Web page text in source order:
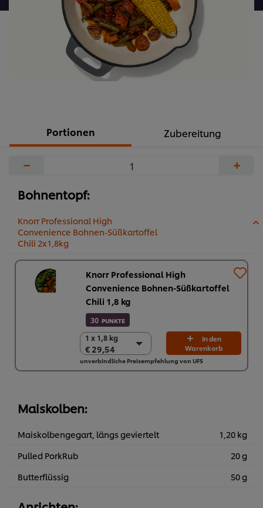
Portionen Zubereitung
− +
Bohnentopf:
Knorr Professional High
Convenience Bohnen-Süßkartoffel
Chili 2x1,8kg
Knorr Professional High
Convenience Bohnen-Süßkartoffel
Chili 1,8 kg
30 PUNKTE
1 x 1,8 kg
€ 29,54
1 x 1,8 kg
€ 29,54
2 x 1,8 kg
In den
Warenkorb
unverbindliche Preisempfehlung von UFS
Maiskolben:
Maiskolbengegart, längs geviertelt
1,20 kg
Pulled PorkRub
20 g
Butterflüssig
50 g